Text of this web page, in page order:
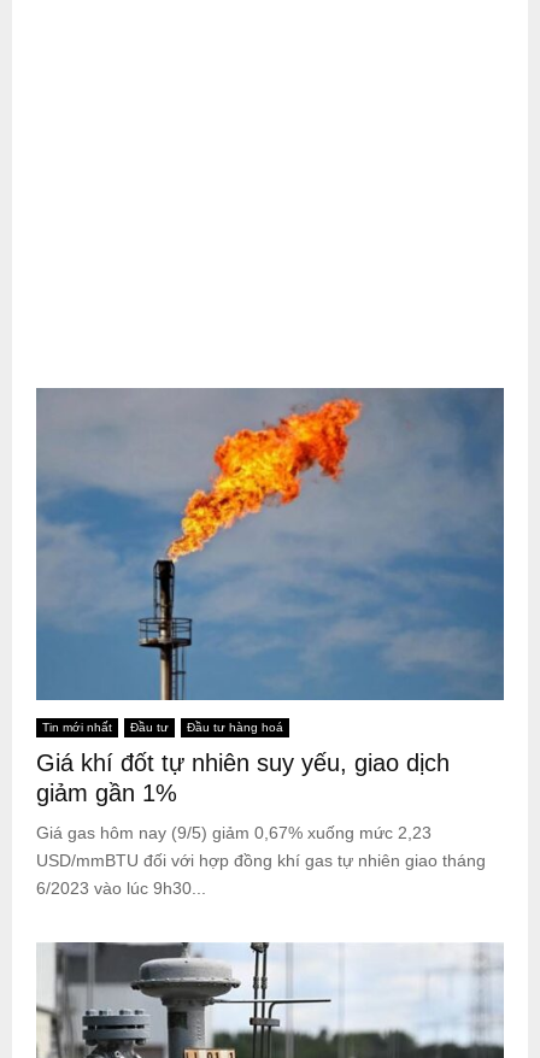
Tin mới nhất Đầu tư Đầu tư hàng hoá
Giá khí đốt tự nhiên suy yếu, giao dịch
giảm gần 1%
Giá gas hôm nay (9/5) giảm 0,67% xuống mức 2,23
USD/mmBTU đối với hợp đồng khí gas tự nhiên giao tháng
6/2023 vào lúc 9h30...